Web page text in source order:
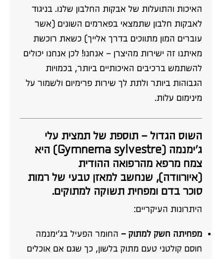
האיכות והתועלות של אבקות החלבון שלנו. בניגוד
לאבקות חלבון שתמצאי בפארמים השונים (אשר
עוברים המון מתווכים בדרך אלייך) כשאת רוכשת
מאיתנו זה ישירות מהיצרן – אנחנו! לכן אנחנו יכולים
להשתמש ברכיבים האיכותיים ביותר, בכמויות
הגבוהות ביותר ולתת לך שירות פרימיום ולשמור על
מינימום עלות.
השוס הגדול – תוספת של תמצית עלי
ג'ימנמה (Gymnema sylvestre) היא
צמח מרפא מהרפואה ההודית
(איורוודה), שנחשב למאזן טבעי של רמות
סוכר בדם ומפחית תשוקה למתוקים.
היתרונות העיקריים:
מפחיתה חשק למתוק – החומר הפעיל בג'ימנמה
חוסם קולטני טעם מתוק בלשון, כך שגם אם אוכלים